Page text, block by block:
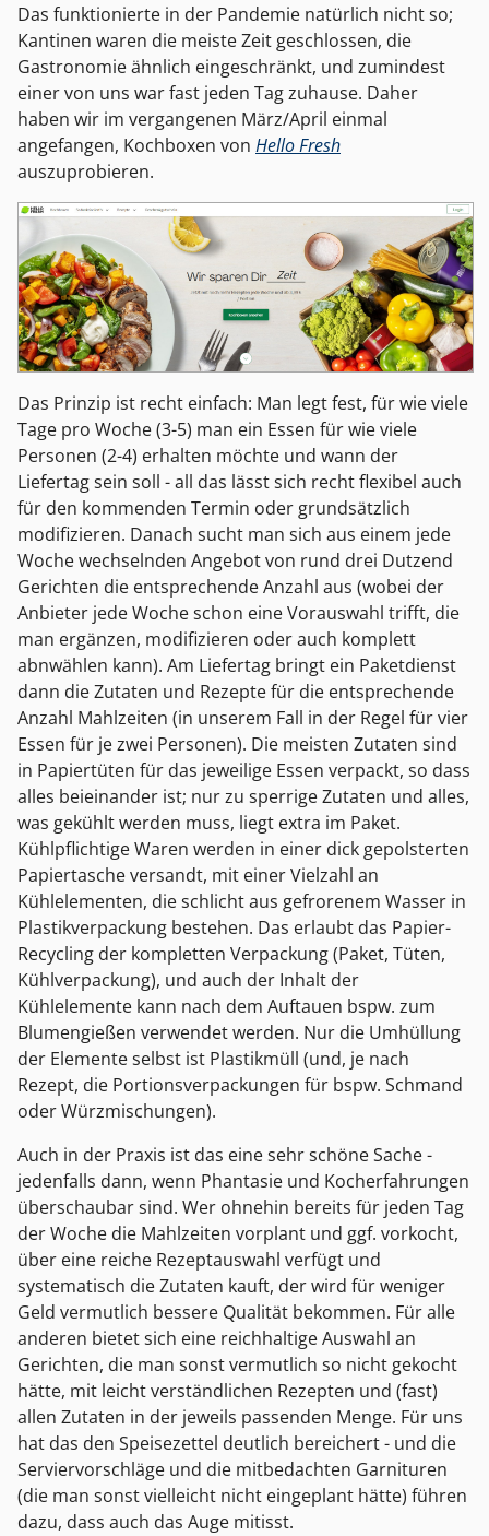
Das funktionierte in der Pandemie natürlich nicht so;
Kantinen waren die meiste Zeit geschlossen, die
Gastronomie ähnlich eingeschränkt, und zumindest
einer von uns war fast jeden Tag zuhause. Daher
haben wir im vergangenen März/April einmal
angefangen, Kochboxen von Hello Fresh
auszuprobieren.
Das Prinzip ist recht einfach: Man legt fest, für wie viele
Tage pro Woche (3-5) man ein Essen für wie viele
Personen (2-4) erhalten möchte und wann der
Liefertag sein soll - all das lässt sich recht flexibel auch
für den kommenden Termin oder grundsätzlich
modifizieren. Danach sucht man sich aus einem jede
Woche wechselnden Angebot von rund drei Dutzend
Gerichten die entsprechende Anzahl aus (wobei der
Anbieter jede Woche schon eine Vorauswahl trifft, die
man ergänzen, modifizieren oder auch komplett
abnwählen kann). Am Liefertag bringt ein Paketdienst
dann die Zutaten und Rezepte für die entsprechende
Anzahl Mahlzeiten (in unserem Fall in der Regel für vier
Essen für je zwei Personen). Die meisten Zutaten sind
in Papiertüten für das jeweilige Essen verpackt, so dass
alles beieinander ist; nur zu sperrige Zutaten und alles,
was gekühlt werden muss, liegt extra im Paket.
Kühlpflichtige Waren werden in einer dick gepolsterten
Papiertasche versandt, mit einer Vielzahl an
Kühlelementen, die schlicht aus gefrorenem Wasser in
Plastikverpackung bestehen. Das erlaubt das Papier-
Recycling der kompletten Verpackung (Paket, Tüten,
Kühlverpackung), und auch der Inhalt der
Kühlelemente kann nach dem Auftauen bspw. zum
Blumengießen verwendet werden. Nur die Umhüllung
der Elemente selbst ist Plastikmüll (und, je nach
Rezept, die Portionsverpackungen für bspw. Schmand
oder Würzmischungen).
Auch in der Praxis ist das eine sehr schöne Sache -
jedenfalls dann, wenn Phantasie und Kocherfahrungen
überschaubar sind. Wer ohnehin bereits für jeden Tag
der Woche die Mahlzeiten vorplant und ggf. vorkocht,
über eine reiche Rezeptauswahl verfügt und
systematisch die Zutaten kauft, der wird für weniger
Geld vermutlich bessere Qualität bekommen. Für alle
anderen bietet sich eine reichhaltige Auswahl an
Gerichten, die man sonst vermutlich so nicht gekocht
hätte, mit leicht verständlichen Rezepten und (fast)
allen Zutaten in der jeweils passenden Menge. Für uns
hat das den Speisezettel deutlich bereichert - und die
Serviervorschläge und die mitbedachten Garnituren
(die man sonst vielleicht nicht eingeplant hätte) führen
dazu, dass auch das Auge mitisst.